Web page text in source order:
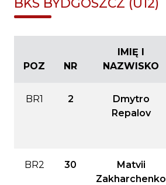
POZ NR
IMIĘ I
NAZWISKO
BR1 2
Dmytro
Repalov
BR2 30
Matvii
Zakharchenko